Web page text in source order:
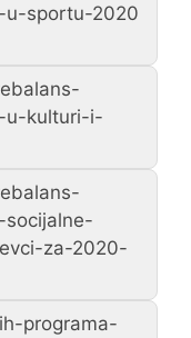
u-sportu-2020
u-kulturi-i-
za-2020-
programa-